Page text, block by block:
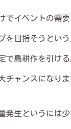
でイベントの需
を目指そうとい
で島耕作を引け
チャンスになりま
発生というには